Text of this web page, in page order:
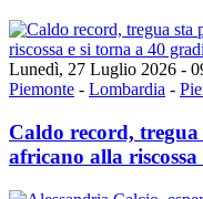
Lunedì, 27 Luglio 2026 -
Piemonte - Lombardia -
Caldo record,
africano alla